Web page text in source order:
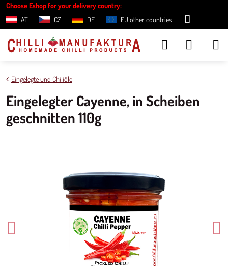
Choose Eshop for your delivery country:
AT
CZ DE EU other countries
Eingelegte und Chiliöle
Eingelegter Cayenne, in Scheiben
geschnitten 110g